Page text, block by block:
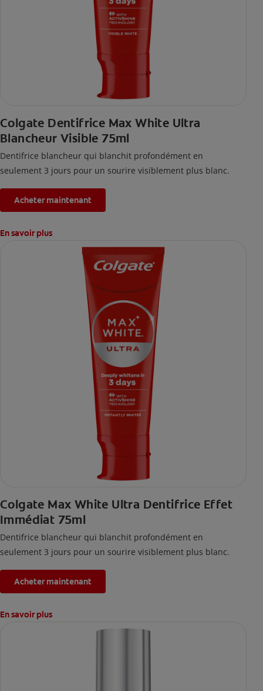
Colgate Dentifrice Max White Ultra
Blancheur Visible 75ml
Dentifrice blancheur qui blanchit profondément en
seulement 3 jours pour un sourire visiblement plus blanc.
Acheter maintenant
En savoir plus
Colgate Max White Ultra Dentifrice Effet
Immédiat 75ml
Dentifrice blancheur qui blanchit profondément en
seulement 3 jours pour un sourire visiblement plus blanc.
Acheter maintenant
En savoir plus